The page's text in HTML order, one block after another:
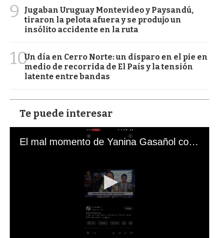
9
Jugaban Uruguay Montevideo y Paysandú,
tiraron la pelota afuera y se produjo un
insólito accidente en la ruta
10Un día en Cerro Norte: un disparo en el pie en
medio de recorrida de El País y la tensión
latente entre bandas
Te puede interesar
El mal momento de Yanina Gasañol con un hincha argentino en "Subrayado"